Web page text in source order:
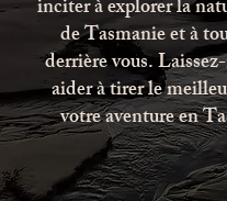
inciter à explorer la
de Tasmanie et à
derrière vous.
aider à tirer le
votre aventure en